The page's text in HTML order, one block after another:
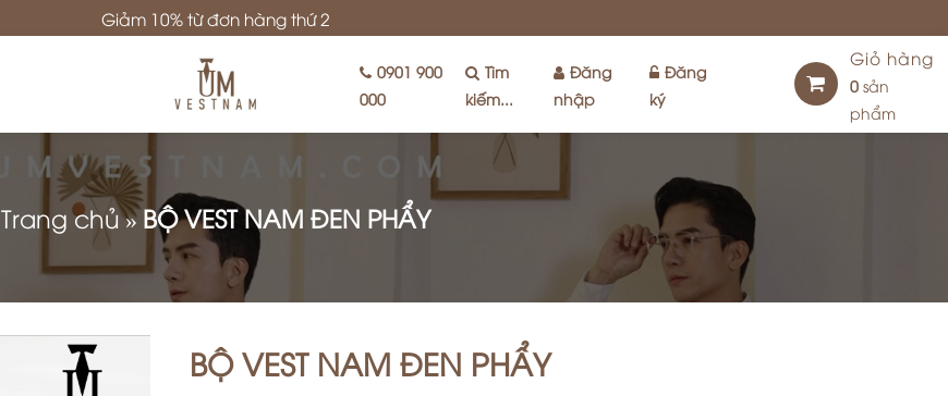
Giảm 10% từ đơn hàng thứ 2
0901 900
000
Tìm
kiếm...
Đăng
nhập
Đăng
ký
Giỏ hàng
0sản
phẩm
Trang chủ»BỘ VEST NAM ĐEN PHẨY
BỘ VEST NAM ĐEN PHẨY